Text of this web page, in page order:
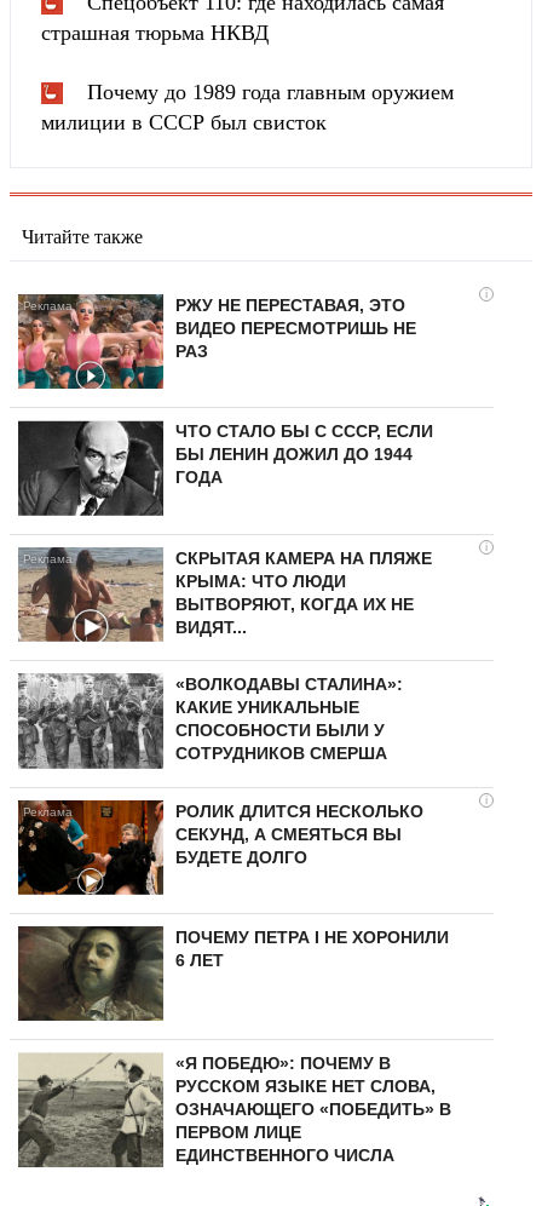
страшная тюрьма НКВД
Почему до 1989 года главным оружием
милиции в СССР был свисток
Читайте также
i
РЖУ НЕ ПЕРЕСТАВАЯ, ЭТО
ВИДЕО ПЕРЕСМОТРИШЬ НЕ
РАЗ
ЧТО СТАЛО БЫ С СССР, ЕСЛИ
БЫ ЛЕНИН ДОЖИЛ ДО 1944
ГОДА
i
СКРЫТАЯ КАМЕРА НА ПЛЯЖЕ
КРЫМА: ЧТО ЛЮДИ
ВЫТВОРЯЮТ, КОГДА ИХ НЕ
ВИДЯТ...
«ВОЛКОДАВЫ СТАЛИНА»:
КАКИЕ УНИКАЛЬНЫЕ
СПОСОБНОСТИ БЫЛИ У
СОТРУДНИКОВ СМЕРША
i
РОЛИК ДЛИТСЯ НЕСКОЛЬКО
СЕКУНД, А СМЕЯТЬСЯ ВЫ
БУДЕТЕ ДОЛГО
ПОЧЕМУ ПЕТРА I НЕ ХОРОНИЛИ
6 ЛЕТ
«Я ПОБЕДЮ»: ПОЧЕМУ В
РУССКОМ ЯЗЫКЕ НЕТ СЛОВА,
ОЗНАЧАЮЩЕГО «ПОБЕДИТЬ» В
ПЕРВОМ ЛИЦЕ
ЕДИНСТВЕННОГО ЧИСЛА